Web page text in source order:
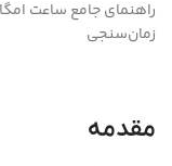
زمان‌سنجی
مقدمه